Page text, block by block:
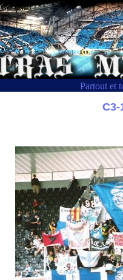
Partout et
C3-